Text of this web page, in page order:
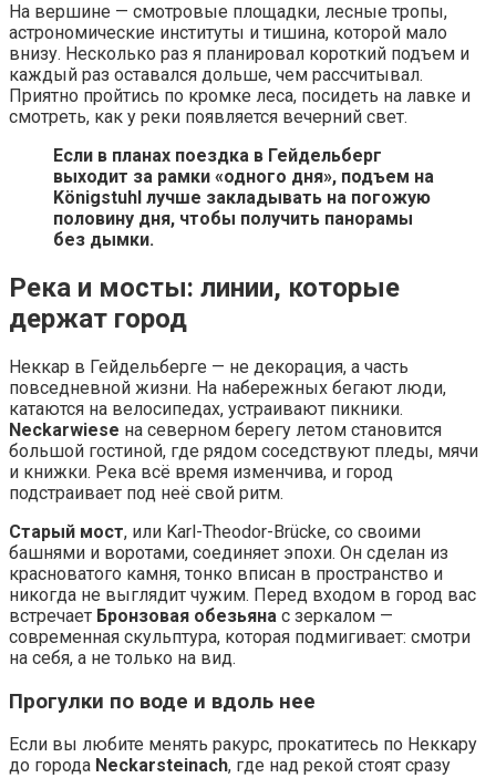
На вершине — смотровые площадки, лесные тропы,
астрономические институты и тишина, которой мало
внизу. Несколько раз я планировал короткий подъем и
каждый раз оставался дольше, чем рассчитывал.
Приятно пройтись по кромке леса, посидеть на лавке и
смотреть, как у реки появляется вечерний свет.
Если в планах поездка в Гейдельберг
выходит за рамки «одного дня», подъем на
Königstuhl лучше закладывать на погожую
половину дня, чтобы получить панорамы
без дымки.
Река и мосты: линии, которые
держат город
Неккар в Гейдельберге — не декорация, а часть
повседневной жизни. На набережных бегают люди,
катаются на велосипедах, устраивают пикники.
Neckarwiese на северном берегу летом становится
большой гостиной, где рядом соседствуют пледы, мячи
и книжки. Река всё время изменчива, и город
подстраивает под неё свой ритм.
Старый мост, или Karl-Theodor-Brücke, со своими
башнями и воротами, соединяет эпохи. Он сделан из
красноватого камня, тонко вписан в пространство и
никогда не выглядит чужим. Перед входом в город вас
встречает Бронзовая обезьяна с зеркалом —
современная скульптура, которая подмигивает: смотри
на себя, а не только на вид.
Прогулки по воде и вдоль нее
Если вы любите менять ракурс, прокатитесь по Неккару
до города Neckarsteinach, где над рекой стоят сразу